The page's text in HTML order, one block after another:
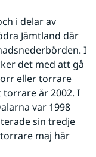
i delar av
Jämtland där
I
det med att gå
eller torrare
torrare år 2002. I
var 1998
sin tredje
maj här